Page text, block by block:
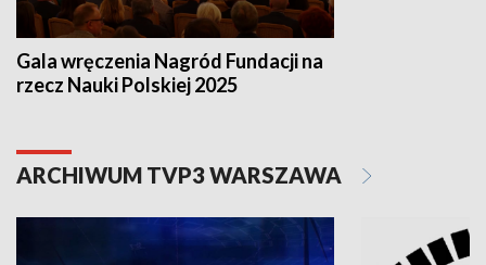
Gala wręczenia Nagród Fundacji na
rzecz Nauki Polskiej 2025
ARCHIWUM TVP3 WARSZAWA